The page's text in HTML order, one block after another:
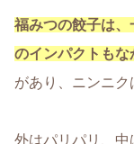
福みつの餃子は、
のインパクトもな
があり、ニンニク
外はパリパリ、中